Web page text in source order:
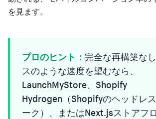
を見ます。
プロのヒント： 完全な再構築な
スのような速度を望むなら、
LaunchMyStore、Shopify
Hydrogen（Shopifyのヘッドレ
ーク）、またはNext.jsストアフ